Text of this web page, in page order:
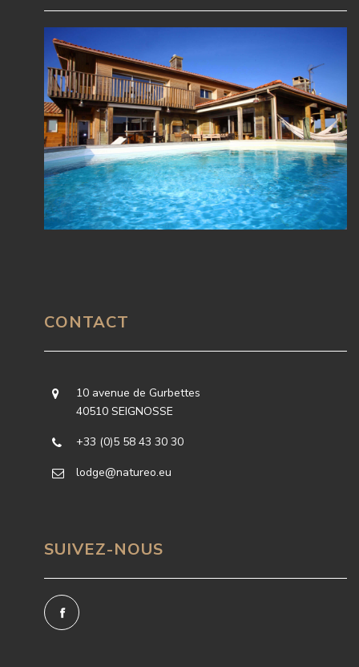
CONTACT
10 avenue de Gurbettes
40510 SEIGNOSSE
+33 (0)5 58 43 30 30
lodge@natureo.eu
SUIVEZ-NOUS